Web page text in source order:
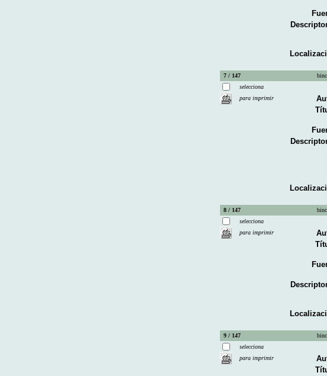
7 / 147
selecciona
para imprimir
8 / 147
selecciona
para imprimir
9 / 147
selecciona
para imprimir